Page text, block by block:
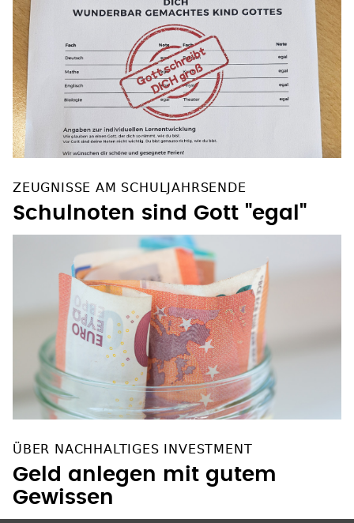
ZEUGNISSE AM SCHULJAHRSENDE
Schulnoten sind Gott "egal"
ÜBER NACHHALTIGES INVESTMENT
Geld anlegen mit gutem
Gewissen